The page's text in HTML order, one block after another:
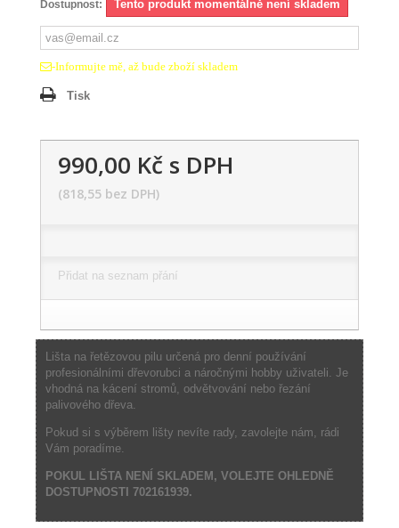
Dostupnost: Tento produkt momentálně není skladem
-Informujte mě, až bude zboží skladem
Tisk
990,00 Kč s DPH
(818,55 bez DPH)
Přidat na seznam přání
Lišta na řetězovou pilu určená pro denní používání
profesionálními dřevorubci a náročnými hobby uživateli. Je
vhodná na kácení stromů, odvětvování nebo řezání
palivového dřeva.
Pokud si s výběrem lišty nevíte rady, zavolejte nám, rádi
Vám poradíme.
POKUL LIŠTA NENÍ SKLADEM, VOLEJTE OHLEDNĚ
DOSTUPNOSTI 702161939.